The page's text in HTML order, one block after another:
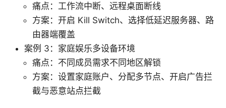
痛点：工作流中断、远程桌面断线
方案：开启 Kill Switch、选择低延迟服务器、路
由器端覆盖
案例 3：家庭娱乐多设备环境
痛点：不同成员需求不同地区解锁
方案：设置家庭账户、分配多节点、开启广告拦
截与恶意站点拦截